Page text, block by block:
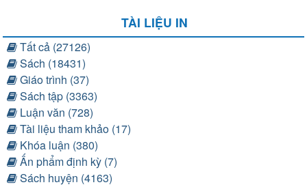
TÀI LIỆU IN
Tất cả (27126)
Sách (18431)
Giáo trình (37)
Sách tập (3363)
Luận văn (728)
Tài liệu tham khảo (17)
Khóa luận (380)
Ấn phẩm định kỳ (7)
Sách huyện (4163)